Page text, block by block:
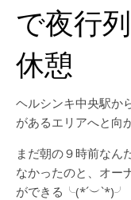
で夜行
休憩
ヘルシンキ中央駅か
があるエリアへと向
まだ朝の９時前なん
なかったのと、オー
ができる╰(*´︶`*)╯